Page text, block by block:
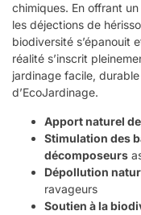
chimiques. En offrant
les déjections de
biodiversité s’épanouit
réalité s’inscrit
jardinage facile,
d’EcoJardinage.
Apport naturel
Stimulation des
décomposeurs
Dépollution
ravageurs
Soutien à la